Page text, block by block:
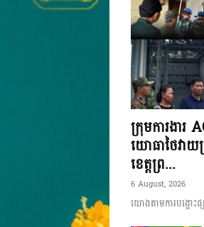
ក្រុមការងា
យោធាថៃវា
ខេត្តព្រ...
6 August, 2026
យោងតាមការបង្ហោះ